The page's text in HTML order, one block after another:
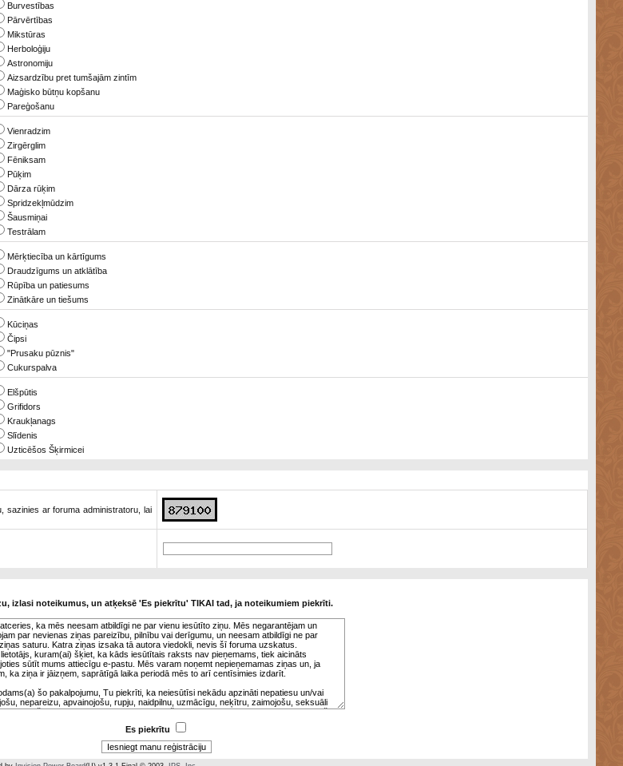
Burvestības
Pārvērtības
Mikstūras
Herboloģiju
Astronomiju
Aizsardzību pret tumšajām zintīm
Maģisko būtņu kopšanu
Pareģošanu
Vienradzim
Zirgērglim
Fēniksam
Pūķim
Dārza rūķim
Spridzekļmūdzim
Šausmiņai
Testrālam
Mērķtiecība un kārtīgums
Draudzīgums un atklātība
Rūpība un patiesums
Zinātkāre un tiešums
Kūciņas
Čipsi
"Prusaku pūznis"
Cukurspalva
Elšpūtis
Grifidors
Kraukļanags
Slīdenis
Uzticēšos Šķirmicei
sazinies ar foruma administratoru, lai
izlasi noteikumus, un atķeksē 'Es piekrītu' TIKAI tad, ja noteikumiem piekrīti.
Es piekrītu